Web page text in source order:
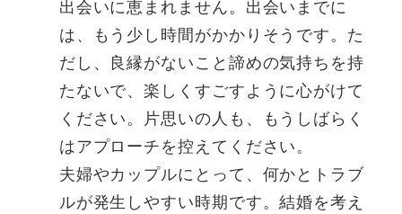
出会いに恵まれません。出会いまでに
は、もう少し時間がかかりそうです。た
だし、良縁がないこと諦めの気持ちを持
たないで、楽しくすごすように心がけて
ください。片思いの人も、もうしばらく
はアプローチを控えてください。
夫婦やカップルにとって、何かとトラブ
ルが発生しやすい時期です。結婚を考え